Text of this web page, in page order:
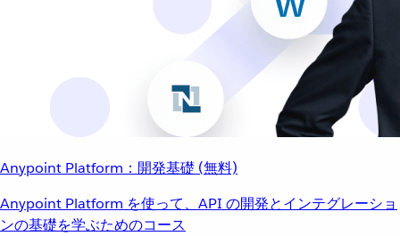
Anypoint Platform：開発基礎 (無料)
Anypoint Platform を使って、API の開発とインテグレーショ
ンの基礎を学ぶためのコース